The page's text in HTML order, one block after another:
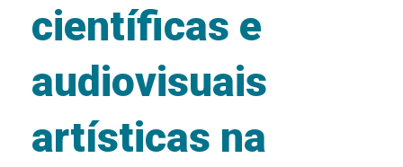
científicas e
audiovisuais
artísticas na